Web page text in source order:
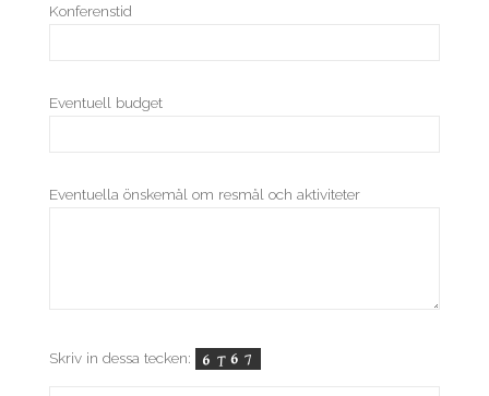
Konferenstid
Eventuell budget
Eventuella önskemål om resmål och aktiviteter
Skriv in dessa tecken: